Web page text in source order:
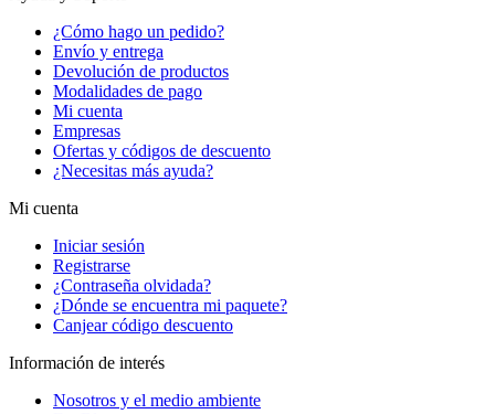
¿Cómo hago un pedido?
Envío y entrega
Devolución de productos
Modalidades de pago
Mi cuenta
Empresas
Ofertas y códigos de descuento
¿Necesitas más ayuda?
Mi cuenta
Iniciar sesión
Registrarse
¿Contraseña olvidada?
¿Dónde se encuentra mi paquete?
Canjear código descuento
Información de interés
Nosotros y el medio ambiente